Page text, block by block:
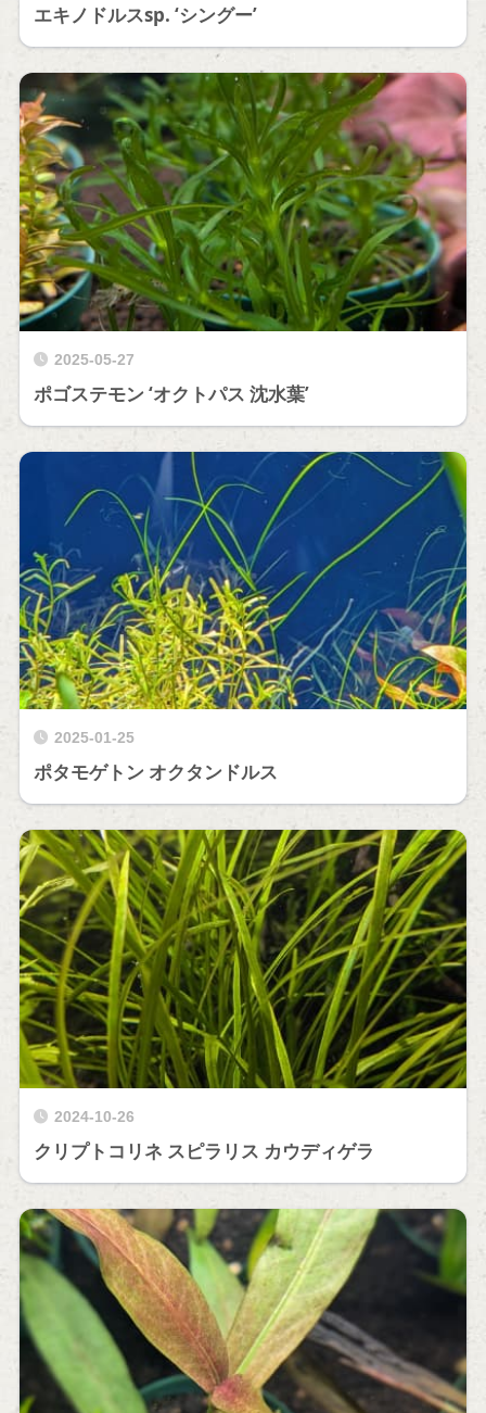
エキノドルスsp. ‘シングー’
2025-05-27
ポゴステモン ‘オクトパス 沈水葉’
2025-01-25
ポタモゲトン オクタンドルス
2024-10-26
クリプトコリネ スピラリス カウディゲラ